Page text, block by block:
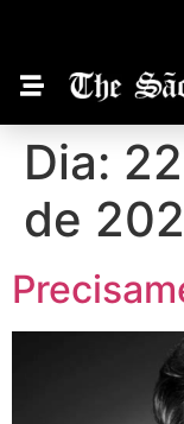
Dia:
de